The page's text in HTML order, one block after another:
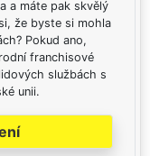
a máte pak skvělý
že byste si mohla
Pokud ano,
franchisové
službách s
unii.